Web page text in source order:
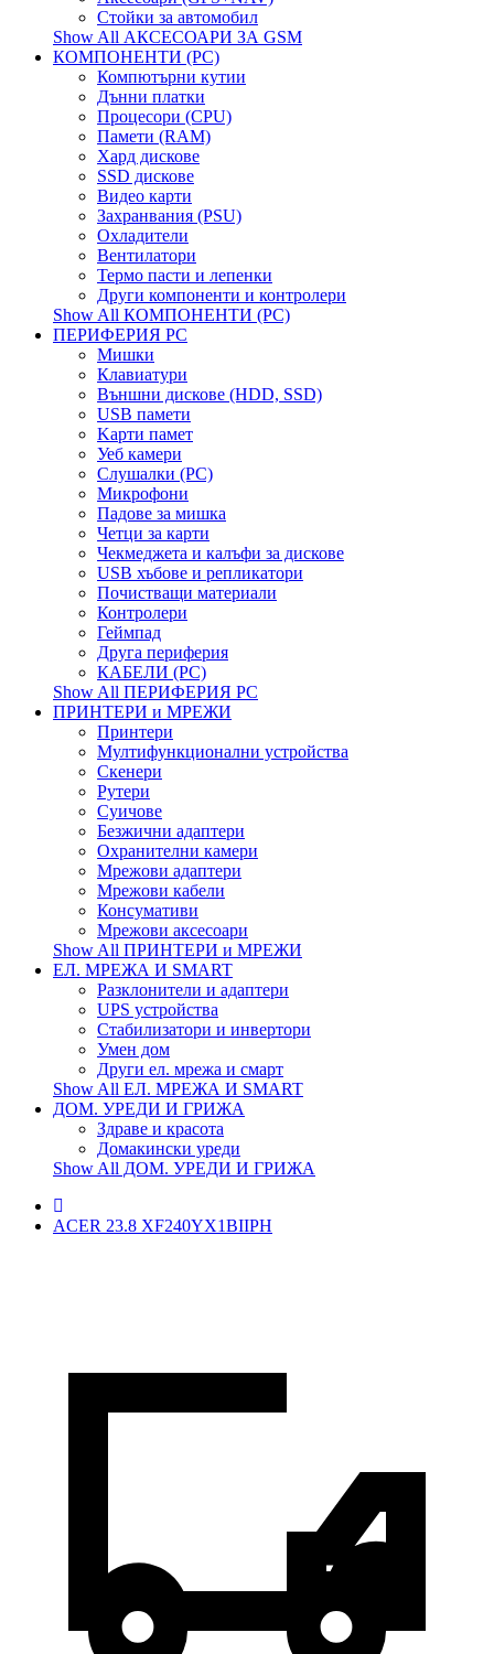
Стойки за автомобил
Show All АКСЕСОАРИ ЗА GSM
КОМПОНЕНТИ (PC)
Компютърни кутии
Дънни платки
Процесори (CPU)
Памети (RAM)
Хард дискове
SSD дискове
Видео карти
Захранвания (PSU)
Охладители
Вентилатори
Термо пасти и лепенки
Други компоненти и контролери
Show All КОМПОНЕНТИ (PC)
ПЕРИФЕРИЯ PC
Мишки
Клавиатури
Външни дискове (HDD, SSD)
USB памети
Kарти памет
Уеб камери
Слушалки (PC)
Микрофони
Падове за мишка
Четци за карти
Чекмеджета и калъфи за дискове
USB хъбове и репликатори
Почистващи материали
Контролери
Геймпад
Друга периферия
КАБЕЛИ (PC)
Show All ПЕРИФЕРИЯ PC
ПРИНТЕРИ и МРЕЖИ
Принтери
Мултифункционални устройства
Скенери
Рутери
Суичове
Безжични адаптери
Охранителни камери
Мрежови адаптери
Мрежови кабели
Консумативи
Мрежови аксесоари
Show All ПРИНТЕРИ и МРЕЖИ
ЕЛ. МРЕЖА И SMART
Разклонители и адаптери
UPS устройства
Стабилизатори и инвертори
Умен дом
Други ел. мрежа и смарт
Show All ЕЛ. МРЕЖА И SMART
ДОМ. УРЕДИ И ГРИЖА
Здраве и красота
Домакински уреди
Show All ДОМ. УРЕДИ И ГРИЖА
ACER 23.8 XF240YX1BIIPH